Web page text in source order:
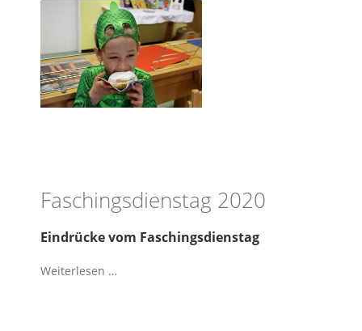
Faschingsdienstag 2020
Eindrücke vom Faschingsdienstag
Weiterlesen …